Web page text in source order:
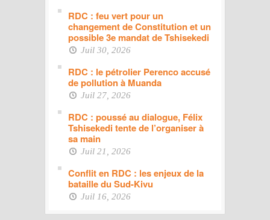
RDC : feu vert pour un
changement de Constitution et un
possible 3e mandat de Tshisekedi
Juil 30, 2026
RDC : le pétrolier Perenco accusé
de pollution à Muanda
Juil 27, 2026
RDC : poussé au dialogue, Félix
Tshisekedi tente de l’organiser à
sa main
Juil 21, 2026
Conflit en RDC : les enjeux de la
bataille du Sud-Kivu
Juil 16, 2026